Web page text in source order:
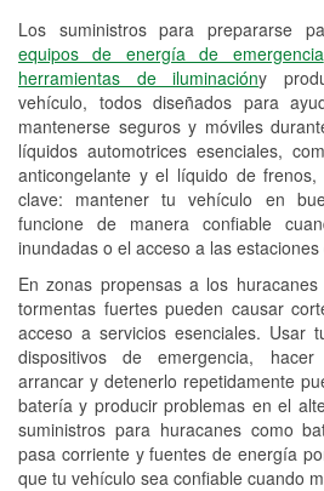
Los suministros para prepararse
equipos de energía de emergencia
herramientas de iluminacióny
vehículo, todos diseñados para
mantenerse seguros y móviles
líquidos automotrices esenciales,
anticongelante y el líquido de
clave: mantener tu vehículo en
funcione de manera confiable
inundadas o el acceso a las
En zonas propensas a los
tormentas fuertes pueden causar
acceso a servicios esenciales. Usar
dispositivos de emergencia,
arrancar y detenerlo repetidamente
batería y producir problemas en el
suministros para huracanes como
pasa corriente y fuentes de energía
que tu vehículo sea confiable cuando
Reciclaje de baterías
Instalación de
Instalación de
Programa de
Herramientas
Rectificación de
freno
Hurricane Supplies
Conoce más